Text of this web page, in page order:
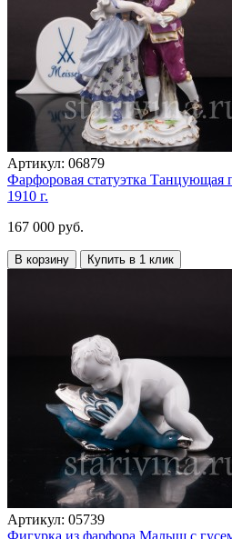
Артикул: 06879
Фарфоровая статуэтка Танцующая
1910 г.
167 000 руб.
В корзину Купить в 1 клик
Артикул: 05739
Фигурка из фарфора Малыш с